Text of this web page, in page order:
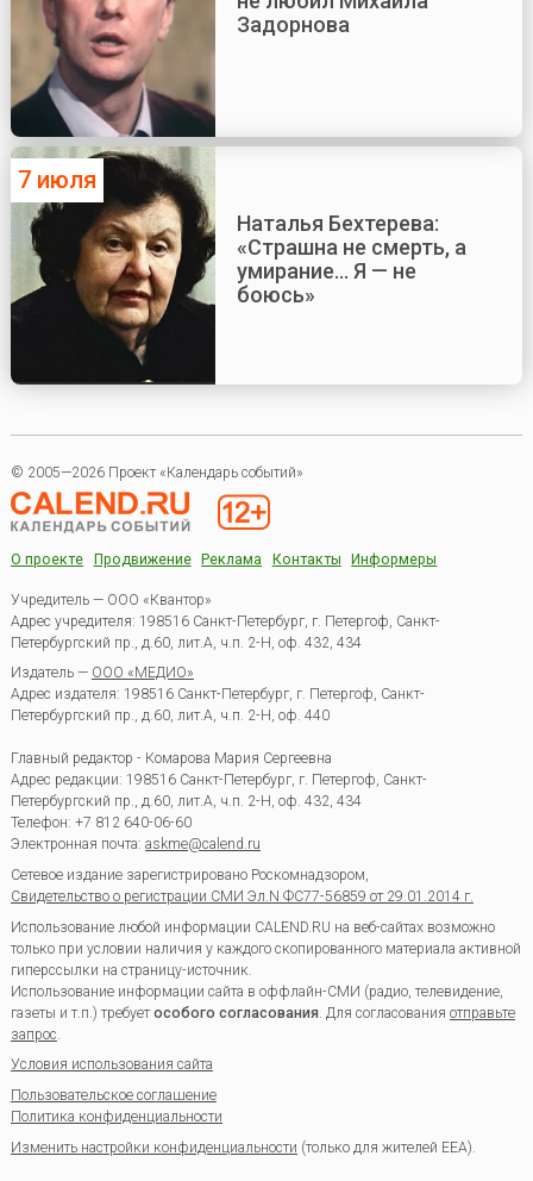
Задорнова
7 июля
Наталья Бехтерева:
«Страшна не смерть, а
умирание... Я — не
боюсь»
© 2005—2026 Проект «Календарь событий»
О проекте Продвижение Реклама Контакты Информеры
Учредитель — ООО «Квантор»
Адрес учредителя: 198516 Санкт-Петербург, г. Петергоф, Санкт-
Петербургский пр., д.60, лит.А, ч.п. 2-Н, оф. 432, 434
Издатель — ООО «МЕДИО»
Адрес издателя: 198516 Санкт-Петербург, г. Петергоф, Санкт-
Петербургский пр., д.60, лит.А, ч.п. 2-Н, оф. 440
Главный редактор - Комарова Мария Сергеевна
Адрес редакции: 198516 Санкт-Петербург, г. Петергоф, Санкт-
Петербургский пр., д.60, лит.А, ч.п. 2-Н, оф. 432, 434
Телефон: +7 812 640-06-60
Электронная почта: askme@calend.ru
Сетевое издание зарегистрировано Роскомнадзором,
Свидетельство о регистрации СМИ Эл.N ФС77-56859 от 29.01.2014 г.
Использование любой информации CALEND.RU на веб-сайтах возможно
только при условии наличия у каждого скопированного материала активной
гиперссылки на страницу-источник.
Использование информации сайта в оффлайн-СМИ (радио, телевидение,
газеты и т.п.) требуетособого согласования . Для согласования отправьте
запрос
Условия использования сайта
Пользовательское соглашение
Политика конфиденциальности
Изменить настройки конфиденциальности (только для жителей EEA).